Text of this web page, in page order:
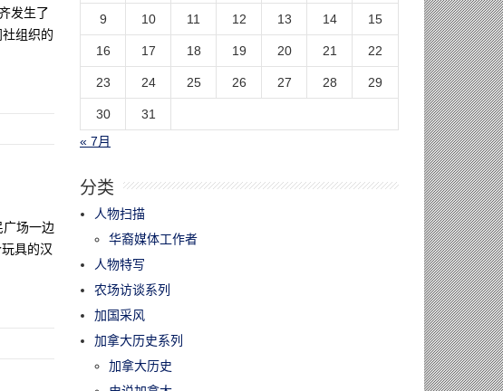
发生了
组织的
广场一边
具的汉
9 10 11 12 13 14 15
16 17 18 19 20 21 22
23 24 25 26 27 28 29
30
31
« 7月
分类
人物扫描
华裔媒体工作者
人物特写
农场访谈系列
加国采风
加拿大历史系列
加拿大历史